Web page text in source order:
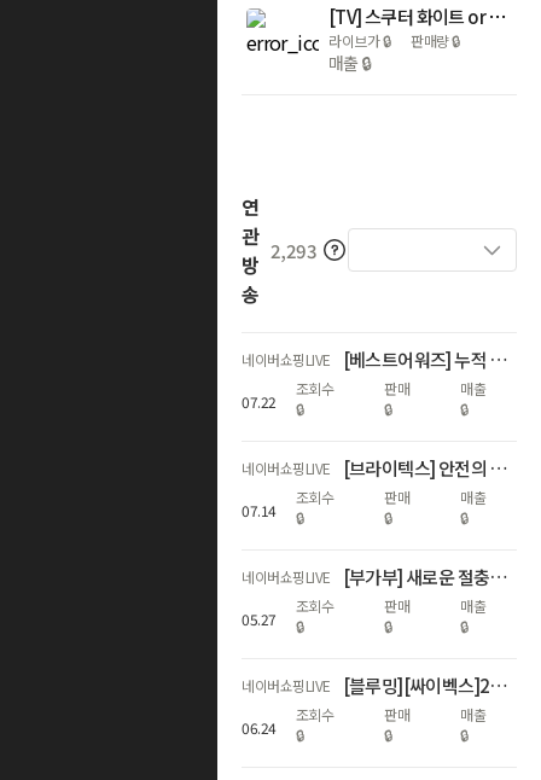
[TV] 스쿠터 화이트 or 블랙
라이브가🔒 판매량🔒
매출 🔒
연
관
방
송
2,293
네이버쇼핑LIVE [베스트어워즈] 누적 600회 수상 기념 하반기 첫 최대 혜택 LIVE
07.22
조회수
🔒
판매
🔒
매출
🔒
네이버쇼핑LIVE [브라이텍스] 안전의 기준, 60주년 특집 쇼핑LIVE
07.14
조회수
🔒
판매
🔒
매출
🔒
네이버쇼핑LIVE [부가부] 새로운 절충형 스트롤러 런칭 라이브
05.27
조회수
🔒
판매
🔒
매출
🔒
네이버쇼핑LIVE [블루밍][싸이벡스]26년 ADAC 1위! NEW 제로나Ti 론칭LIVE
06.24
조회수
🔒
판매
🔒
매출
🔒